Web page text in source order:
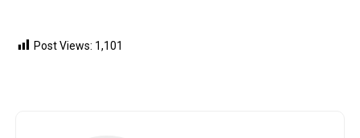
Post Views: 1,101